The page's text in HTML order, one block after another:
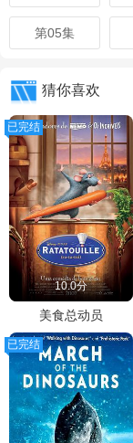
第05集
猜你喜欢
已完结
10.0分
美食总动员
已完结